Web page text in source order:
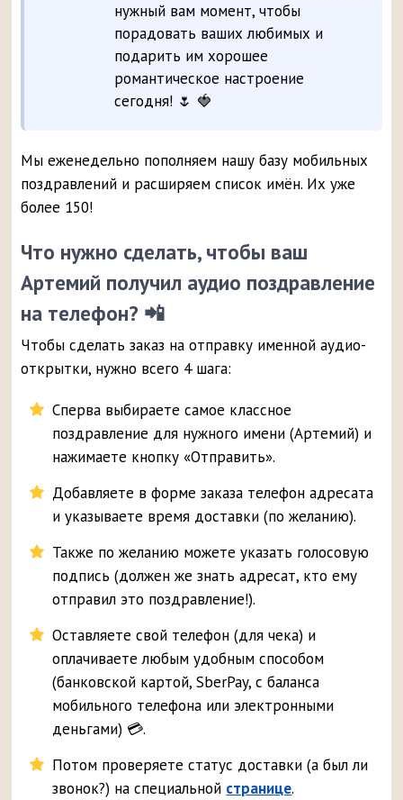
нужный вам момент, чтобы
порадовать ваших любимых и
подарить им хорошее
романтическое настроение
сегодня! 🌷 🍓
Мы еженедельно пополняем нашу базу мобильных
поздравлений и расширяем список имён. Их уже
более 150!
Что нужно сделать, чтобы ваш
Артемий получил аудио поздравление
на телефон? 📲
Чтобы сделать заказ на отправку именной аудио-
открытки, нужно всего 4 шага:
Сперва выбираете самое классное
поздравление для нужного имени (Артемий) и
нажимаете кнопку «Отправить».
Добавляете в форме заказа телефон адресата
и указываете время доставки (по желанию).
Также по желанию можете указать голосовую
подпись (должен же знать адресат, кто ему
отправил это поздравление!).
Оставляете свой телефон (для чека) и
оплачиваете любым удобным способом
(банковской картой, SberPay, с баланса
мобильного телефона или электронными
деньгами) 💳.
Потом проверяете статус доставки (а был ли
звонок?) на специальной странице.